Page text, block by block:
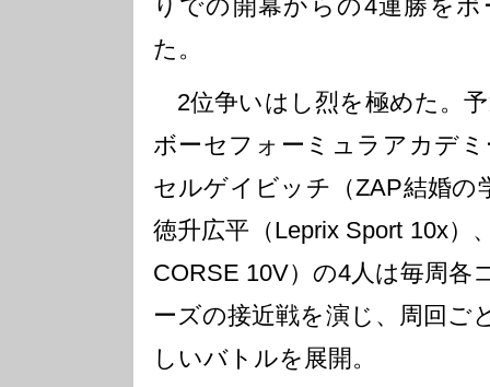
りでの開幕からの4連勝を
た。
2位争いはし烈を極めた。
ボーセフォーミュラアカデ
セルゲイビッチ（ZAP結婚の
徳升広平（Leprix Sport 10x）
CORSE 10V）の4人は毎周各
ーズの接近戦を演じ、周回ご
しいバトルを展開。